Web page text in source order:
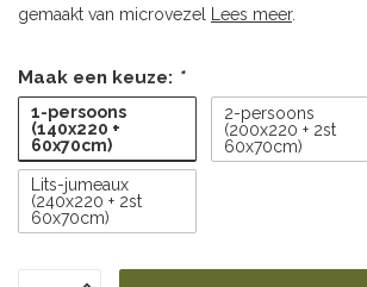
gemaakt van microvezel
Lees meer.
Maak een keuze: *
1-persoons
(140x220 +
60x70cm)
2-persoons
(200x220 + 2st
60x70cm)
Lits-jumeaux
(240x220 + 2st
60x70cm)